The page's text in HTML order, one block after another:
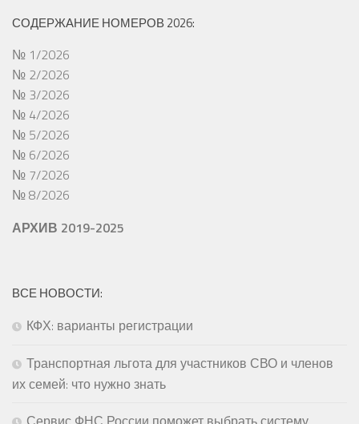
СОДЕРЖАНИЕ НОМЕРОВ 2026:
№ 1/2026
№ 2/2026
№ 3/2026
№ 4/2026
№ 5/2026
№ 6/2026
№ 7/2026
№ 8/2026
АРХИВ 2019-2025
ВСЕ НОВОСТИ:
КФХ: варианты регистрации
Транспортная льгота для участников СВО и членов
их семей: что нужно знать